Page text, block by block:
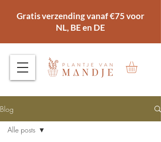
Gratis verzending vanaf €75 voor
NL, BE en DE
Blog
Alle posts